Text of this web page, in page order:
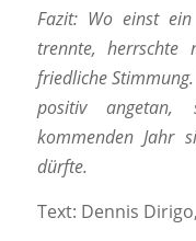
Fazit: Wo einst
trennte, herrschte
friedliche
positiv angetan,
kommenden Jahr
dürfte.
Text: Dennis